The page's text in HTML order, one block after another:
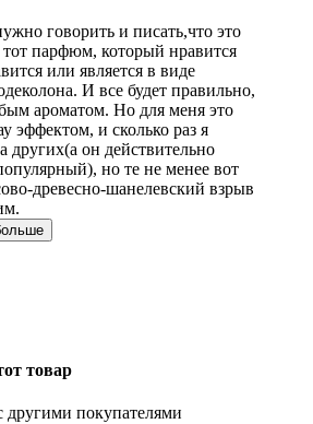
говорить и писать,что это
тот парфюм, который нравится
или является в виде
И все будет правильно,
ароматом. Но для меня это
эффектом, и сколько раз я
других(а он действительно
но те не менее вот
древесно-шанелевский взрыв
товар
другими покупателями